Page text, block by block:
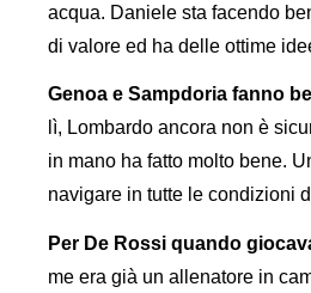
acqua. Daniele sta facendo
di valore ed ha delle ottime
Genoa e Sampdoria fanno
lì, Lombardo ancora non è
in mano ha fatto molto bene.
navigare in tutte le condizioni
Per De Rossi quando
me era già un allenatore in